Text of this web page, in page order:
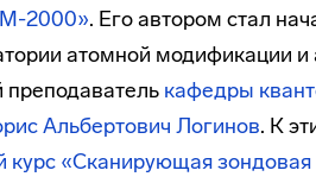
2000». Его автором стал
атомной модификации и
преподаватель кафедры
Альбертович Логинов. К
курс «Сканирующая зондовая